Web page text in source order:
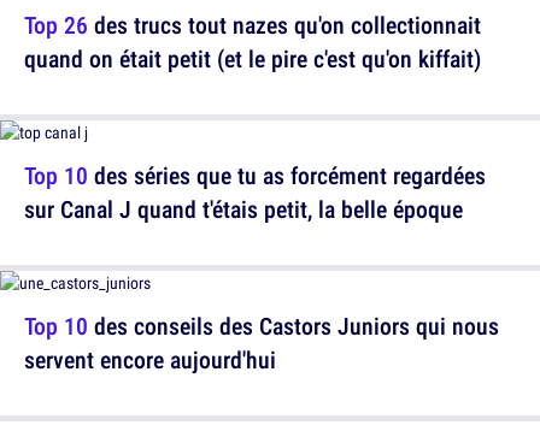
Top 10 des séries que tu as forcément regardées
sur Canal J quand t'étais petit, la belle époque
Top 26 des trucs tout nazes qu'on collectionnait
quand on était petit (et le pire c'est qu'on kiffait)
Top 10 des conseils des Castors Juniors qui nous
servent encore aujourd'hui